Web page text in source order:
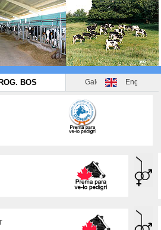
BOS